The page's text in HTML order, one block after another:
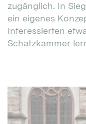
zugänglich. In
ein eigenes
Interessierten
Schatzkammer